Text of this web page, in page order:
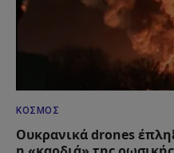
ΚΌΣΜΟΣ
Ουκρανικά drones